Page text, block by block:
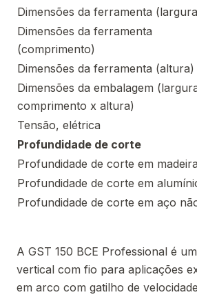
Dimensões da ferramenta
Dimensões da ferramenta
(comprimento)
Dimensões da ferramenta (altura)
Dimensões da embalagem
comprimento x altura)
Tensão, elétrica
Profundidade de corte
Profundidade de corte em madeira
Profundidade de corte em
Profundidade de corte em aço
A GST 150 BCE Professional é
vertical com fio para aplicações
em arco com gatilho de